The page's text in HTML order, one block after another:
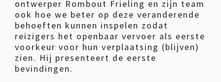
ontwerper Rombout Frieling en zijn team
ook hoe we beter op deze veranderende
behoeften kunnen inspelen zodat
reizigers het openbaar vervoer als eerste
voorkeur voor hun verplaatsing (blijven)
zien. Hij presenteert de eerste
bevindingen.